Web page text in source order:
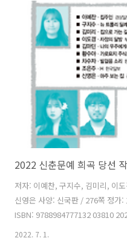
아홉 작품이 실려 있다. 차례 윤소
임선영 (동아일보) 조한빈 (매일신
문) 정희정 (조선일보) 이경헌 (한
2022 신춘문예 희곡 당선
저자: 이예찬, 구지수, 김미리, 이
신영은 사양: 신국판 / 276쪽 정가
ISBN: 9788984777132 03810
최한 신춘문예 희곡 부문 당선작품
2022. 7. 1.